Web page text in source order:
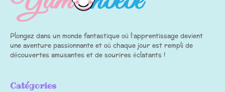
Plongez dans un monde fantastique où l’apprentissage devient
une aventure passionnante et où chaque jour est rempli de
découvertes amusantes et de sourires éclatants !
Catégories